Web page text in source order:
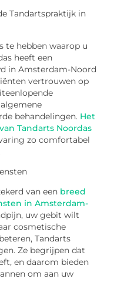
Tandartspraktijk in
te hebben waarop u
heeft een
in Amsterdam-Noord
vertrouwen op
behandelingen. Het
Tandarts Noordas
zo comfortabel
van een breed
in Amsterdam-
uw gebit wilt
cosmetische
Tandarts
Ze begrijpen dat
en daarom bieden
om aan uw